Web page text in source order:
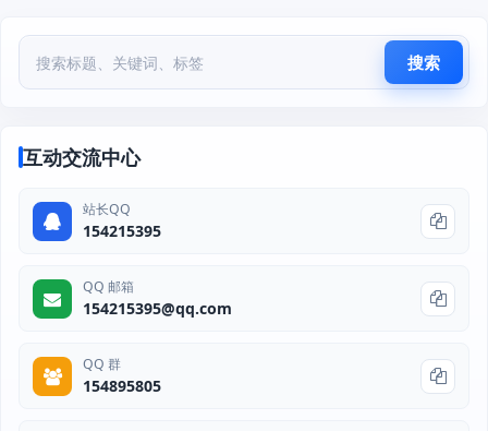
搜索
互动交流中心
站长QQ
154215395
QQ 邮箱
154215395@qq.com
QQ 群
154895805